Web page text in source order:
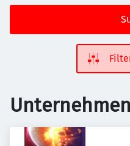
Unternehmen